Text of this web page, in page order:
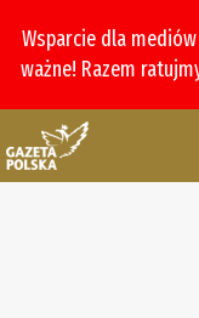
Wsparcie dla
ważne! Razem